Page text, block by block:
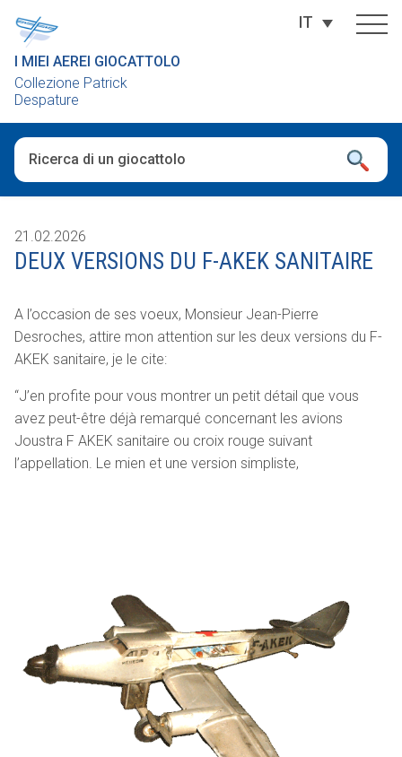
I MIEI AEREI GIOCATTOLO
Collezione Patrick
Despature
IT
21.02.2026
DEUX VERSIONS DU F-AKEK SANITAIRE
A l’occasion de ses voeux, Monsieur Jean-Pierre
Desroches, attire mon attention sur les deux versions du F-
AKEK sanitaire, je le cite:
“J’en profite pour vous montrer un petit détail que vous
avez peut-être déjà remarqué concernant les avions
Joustra F AKEK sanitaire ou croix rouge suivant
l’appellation. Le mien et une version simpliste,